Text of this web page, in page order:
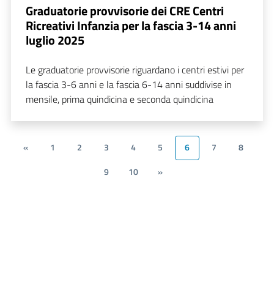
Graduatorie provvisorie dei CRE Centri
Ricreativi Infanzia per la fascia 3-14 anni
luglio 2025
Le graduatorie provvisorie riguardano i centri estivi per
la fascia 3-6 anni e la fascia 6-14 anni suddivise in
mensile, prima quindicina e seconda quindicina
« 1 2 3 4 5 6 7
8
9
10 »